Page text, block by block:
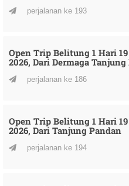
perjalanan ke 193
Open Trip Belitung 1 Hari 19
2026, Dari Dermaga
perjalanan ke 186
Open Trip Belitung 1 Hari 19
2026, Dari Tanjung Pandan
perjalanan ke 194